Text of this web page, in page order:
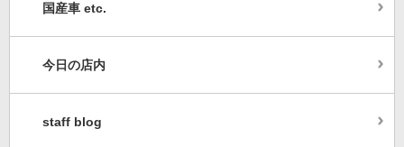
国産車 etc.
今日の店内
staff blog